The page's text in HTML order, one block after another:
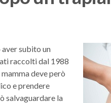
subito un
raccolti dal 1988
deve però
e prendere
salvaguardare la